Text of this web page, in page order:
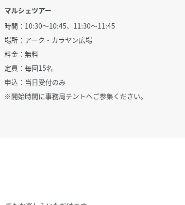
マルシェツアー
時間：10:30〜10:45、11:30〜11:45
場所：アーク・カラヤン広場
料金：無料
定員：毎回15名
申込：当日受付のみ
※開始時間に事務局テントへご参集ください。